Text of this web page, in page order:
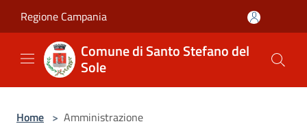
Regione Campania
Comune di Santo Stefano del
Sole
Home > Amministrazione